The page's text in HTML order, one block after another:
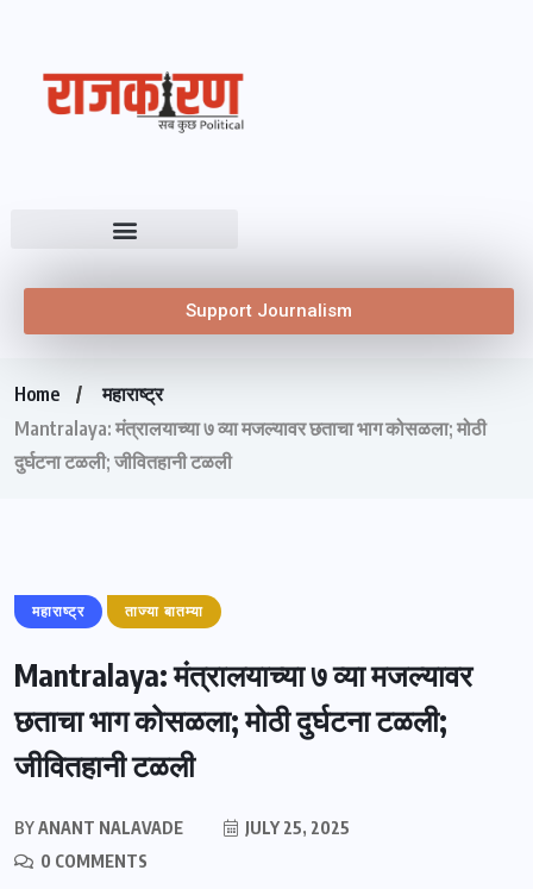
Support Journalism
Home
महाराष्ट्र
Mantralaya: मंत्रालयाच्या ७ व्या मजल्यावर छताचा भाग कोसळला; मोठी
दुर्घटना टळली; जीवितहानी टळली
महाराष्ट्र ताज्या बातम्या
Mantralaya: मंत्रालयाच्या ७ व्या मजल्यावर
छताचा भाग कोसळला; मोठी दुर्घटना टळली;
जीवितहानी टळली
BYANANT NALAVADE
JULY 25, 2025
0 COMMENTS